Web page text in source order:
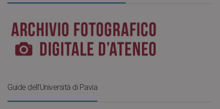
Guide dell’Università di Pavia